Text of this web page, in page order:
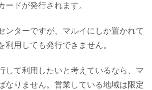
ードが発行されます。
ンターですが、マルイにしか置かれて
利用しても発行できません。
して利用したいと考えているなら、マ
なりません。営業している地域は限定